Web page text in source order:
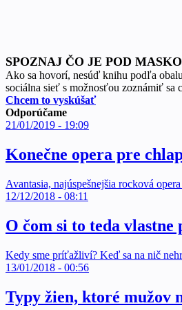
SPOZNAJ ČO JE POD
Ako sa hovorí, nesúď knihu podľa
sociálna sieť s možnosťou zoznámiť sa
Chcem to vyskúšať
Odporúčame
21/01/2019 - 19:09
Konečne opera pre
Avantasia, najúspešnejšia rocková
12/12/2018 - 08:11
O čom si to teda vlastne
Kedy sme príťažliví? Keď sa na nič
13/01/2018 - 00:56
Typy žien, ktoré mužov